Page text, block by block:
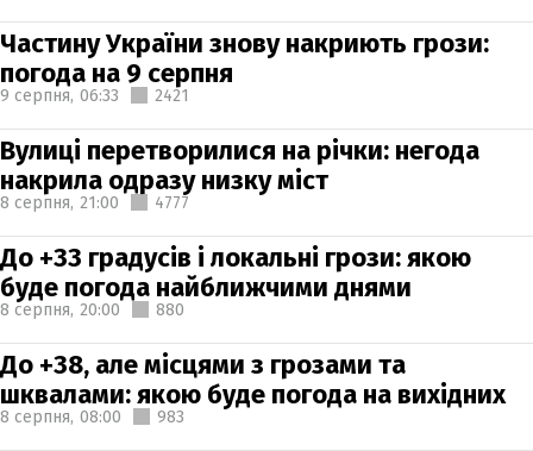
Частину України знову накриють грози:
погода на 9 серпня
9 серпня, 06:33 2421
Вулиці перетворилися на річки: негода
накрила одразу низку міст
8 серпня, 21:00 4777
До +33 градусів і локальні грози: якою
буде погода найближчими днями
8 серпня, 20:00 880
До +38, але місцями з грозами та
шквалами: якою буде погода на вихідних
8 серпня, 08:00 983